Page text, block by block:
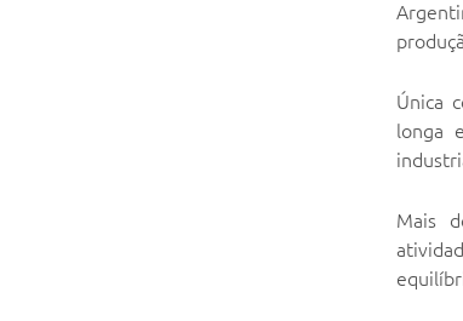
Única
longa
Mais